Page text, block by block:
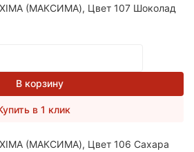
(МАКСИМА), Цвет 107 Шоколад
В корзину
в 1 клик
(МАКСИМА), Цвет 106 Сахара